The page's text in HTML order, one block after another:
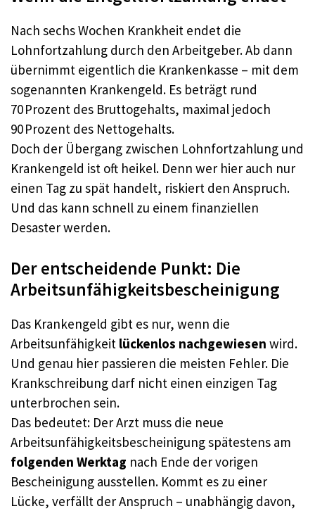
Nach sechs Wochen Krankheit endet die
Lohnfortzahlung durch den Arbeitgeber. Ab dann
übernimmt eigentlich die Krankenkasse – mit dem
sogenannten Krankengeld. Es beträgt rund
70 Prozent des Bruttogehalts, maximal jedoch
90 Prozent des Nettogehalts.
Doch der Übergang zwischen Lohnfortzahlung und
Krankengeld ist oft heikel. Denn wer hier auch nur
einen Tag zu spät handelt, riskiert den Anspruch.
Und das kann schnell zu einem finanziellen
Desaster werden.
Der entscheidende Punkt: Die
Arbeitsunfähigkeitsbescheinigung
Das Krankengeld gibt es nur, wenn die
Arbeitsunfähigkeit lückenlos nachgewiesen wird.
Und genau hier passieren die meisten Fehler. Die
Krankschreibung darf nicht einen einzigen Tag
unterbrochen sein.
Das bedeutet: Der Arzt muss die neue
Arbeitsunfähigkeitsbescheinigung spätestens am
folgenden Werktag nach Ende der vorigen
Bescheinigung ausstellen. Kommt es zu einer
Lücke, verfällt der Anspruch – unabhängig davon,